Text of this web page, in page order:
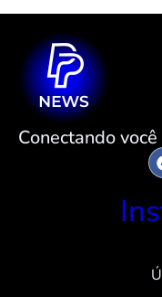
Conectando